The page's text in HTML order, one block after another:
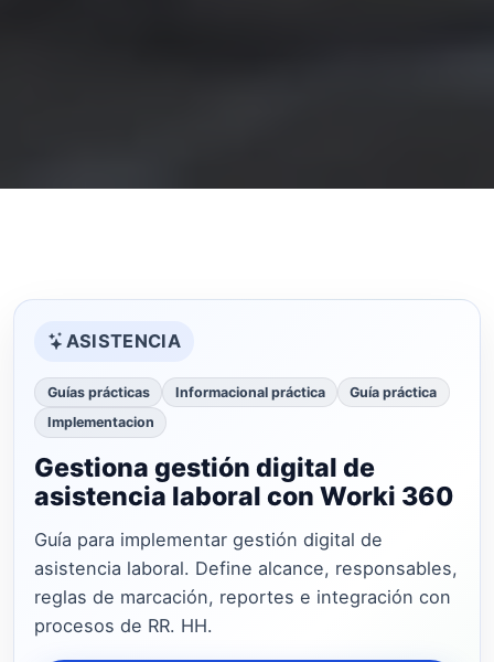
ASISTENCIA
Guías prácticas Informacional práctica
Guía práctica
Implementacion
Gestiona gestión digital de
asistencia laboral con Worki 360
Guía para implementar gestión digital de
asistencia laboral. Define alcance, responsables,
reglas de marcación, reportes e integración con
procesos de RR. HH.